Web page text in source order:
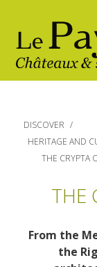
Belcastel:
Bournazel:
Hoteles
DISCOVER
HERITAGE AND
THE CRYPTA
THE
From the
the